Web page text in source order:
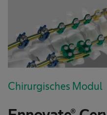
Chirurgisches Modul